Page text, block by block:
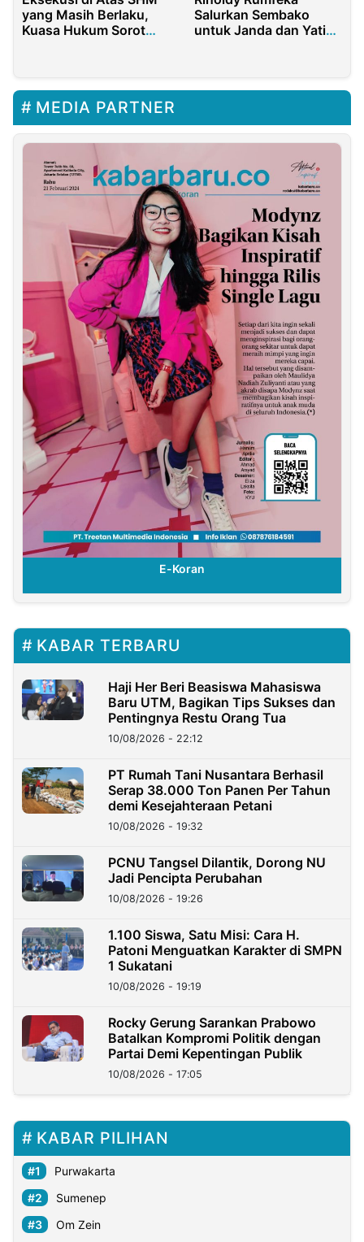
yang Masih Berlaku,
Kuasa Hukum Sorot
Salurkan Sembako
untuk Janda dan Yatim
MEDIA PARTNER
E-Koran
KABAR TERBARU
Haji Her Beri Beasiswa Mahasiswa
Baru UTM, Bagikan Tips Sukses dan
Pentingnya Restu Orang Tua
10/08/2026 - 22:12
PT Rumah Tani Nusantara Berhasil
Serap 38.000 Ton Panen Per Tahun
demi Kesejahteraan Petani
10/08/2026 - 19:32
PCNU Tangsel Dilantik, Dorong NU
Jadi Pencipta Perubahan
10/08/2026 - 19:26
1.100 Siswa, Satu Misi: Cara H.
Patoni Menguatkan Karakter di SMPN
1 Sukatani
10/08/2026 - 19:19
Rocky Gerung Sarankan Prabowo
Batalkan Kompromi Politik dengan
Partai Demi Kepentingan Publik
10/08/2026 - 17:05
KABAR PILIHAN
Purwakarta
Sumenep
Om Zein